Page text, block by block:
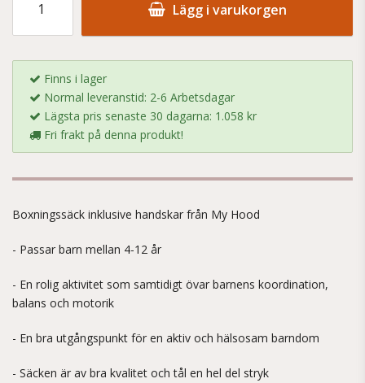
Lägg i varukorgen
Finns i lager
Normal leveranstid: 2-6 Arbetsdagar
Lägsta pris senaste 30 dagarna: 1.058 kr
Fri frakt på denna produkt!
Boxningssäck inklusive handskar från My Hood
- Passar barn mellan 4-12 år
- En rolig aktivitet som samtidigt övar barnens koordination,
balans och motorik
- En bra utgångspunkt för en aktiv och hälsosam barndom
- Säcken är av bra kvalitet och tål en hel del stryk